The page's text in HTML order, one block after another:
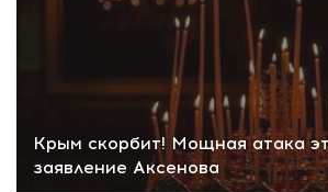
Крым скорбит! Мощная атака
заявление Аксенова